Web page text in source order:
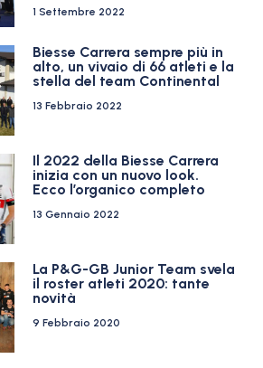
1 Settembre 2022
Biesse Carrera sempre più in
alto, un vivaio di 66 atleti e la
stella del team Continental
13 Febbraio 2022
Il 2022 della Biesse Carrera
inizia con un nuovo look.
Ecco l’organico completo
13 Gennaio 2022
La P&G-GB Junior Team svela
il roster atleti 2020: tante
novità
9 Febbraio 2020